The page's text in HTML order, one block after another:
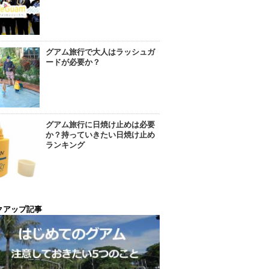
グアム旅行で大人はラッシュガ
ードが必要か？
グアム旅行に日焼け止めは必要
か？持っていきたい日焼け止め
ランキング
アップ記事